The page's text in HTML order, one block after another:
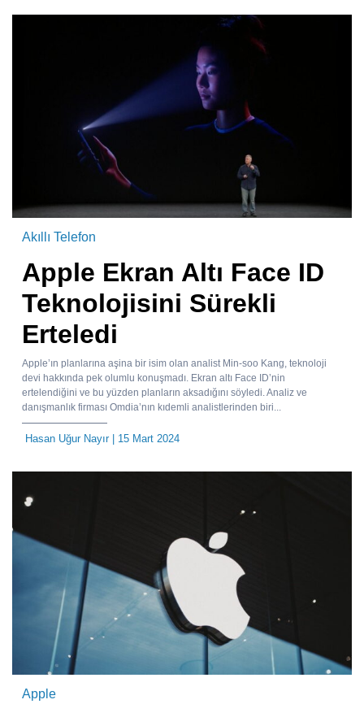
Akıllı Telefon
Apple Ekran Altı Face ID
Teknolojisini Sürekli
Erteledi
Apple’ın planlarına aşina bir isim olan analist Min-soo Kang, teknoloji
devi hakkında pek olumlu konuşmadı. Ekran altı Face ID’nin
ertelendiğini ve bu yüzden planların aksadığını söyledi. Analiz ve
danışmanlık firması Omdia’nın kıdemli analistlerinden biri...
Hasan Uğur Nayır| 15 Mart 2024
Apple